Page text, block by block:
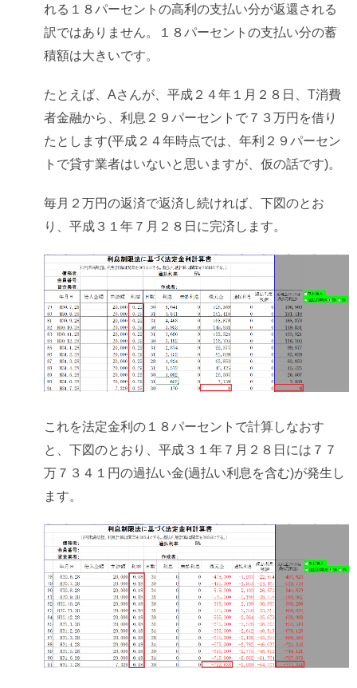
れる１８パーセントの高利の支払い分が返還される
訳ではありません。１８パーセントの支払い分の蓄
積額は大きいです。
たとえば、Aさんが、平成２４年１月２８日、T消費
者金融から、利息２９パーセントで７３万円を借り
たとします(平成２４年時点では、年利２９パーセン
トで貸す業者はいないと思いますが、仮の話です)。
毎月２万円の返済で返済し続ければ、下図のとお
り、平成３１年７月２８日に完済します。
これを法定金利の１８パーセントで計算しなおす
と、下図のとおり、平成３１年７月２８日には７７
万７３４１円の過払い金(過払い利息を含む)が発生し
ます。